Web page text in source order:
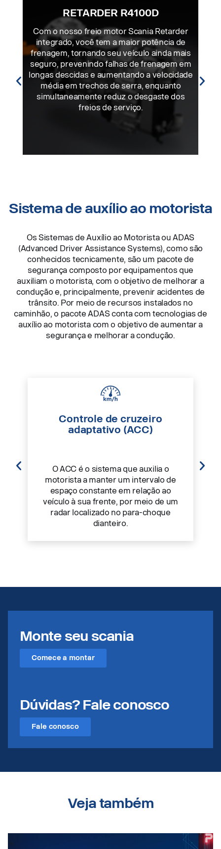
RETARDER R4100D
Com o nosso freio motor Scania Retarder
integrado, você tem a maior potência de
frenagem, tornando seu veículo ainda mais
seguro, prevenindo falhas de frenagem em
longas descidas e aumentando a velocidade
média em trechos de serra, enquanto
simultaneamente reduz o desgaste dos
freios de serviço.
Sistema de auxílio ao motorista
Os Sistemas de Auxílio ao Motorista ou ADAS
(Advanced Driver Assistance Systems), como são
conhecidos tecnicamente, são um pacote de
segurança composto por equipamentos que
auxiliam o motorista, com o objetivo de melhorar a
condução e, principalmente, prevenir acidentes de
trânsito. Por meio de recursos instalados no
caminhão, o pacote ADAS conta com tecnologias de
auxílio ao motorista com o objetivo de aumentar a
segurança e melhorar a condução.
Controle de cruzeiro
adaptativo (ACC)
O ACC é o sistema que auxilia o
motorista a manter um intervalo de
espaço constante em relação ao
veículo à sua frente, por meio de um
radar localizado no para-choque
dianteiro.
Monte seu scania
Comece a montar
Dúvidas? Fale conosco
Fale conosco
Veja também